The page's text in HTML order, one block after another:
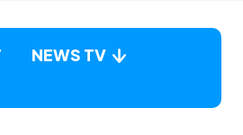
NEWS TV